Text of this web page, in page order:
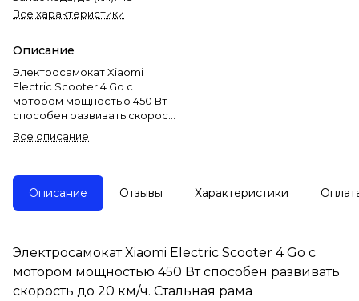
Все характеристики
Описание
Электросамокат Xiaomi
Electric Scooter 4 Go с
мотором мощностью 450 Вт
способен развивать скорость
складывается для
транспортировке.
Бескамерные колеса
В электросамокате Xiaomi
Electric Scooter 4 Go есть 3
режима: стандартный,
спортивный и пешеходный.
Все описание
Описание Отзывы Характеристики
Электросамокат Xiaomi Electric Scooter 4 Go с
мотором мощностью 450 Вт способен развивать
скорость до 20 км/ч. Стальная рама